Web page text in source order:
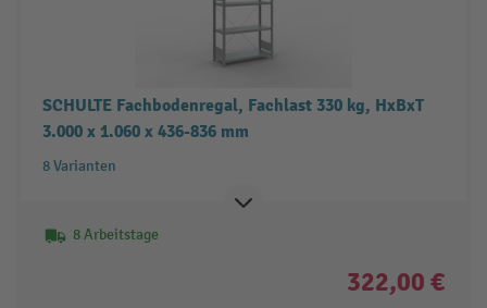
SCHULTE Fachbodenregal, Fachlast 330 kg, HxBxT
3.000 x 1.060 x 436-836 mm
8 Varianten
8 Arbeitstage
322,00 €